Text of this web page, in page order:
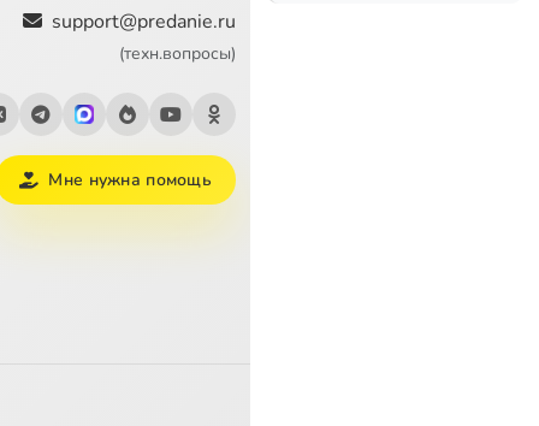
в семье
культуре
support@predanie.ru
(техн.вопросы)
Мне нужна помощь